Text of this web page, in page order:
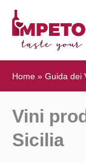
Home » Guida dei
Vini
Sicilia